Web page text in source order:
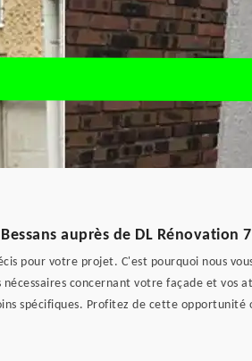
auprès de DL Rénovation
pour votre projet. C'est pourquoi nous
concernant votre façade et
spécifiques. Profitez de cette